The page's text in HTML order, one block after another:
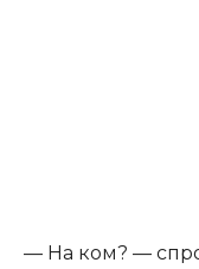
— На ком? —